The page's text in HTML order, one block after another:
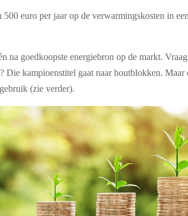
500 euro per jaar op de verwarmingskosten in
na goedkoopste energiebron op de markt.
Die kampioenstitel gaat naar houtblokken.
(zie verder).